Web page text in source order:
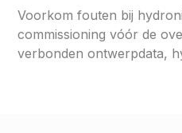
Voorkom fouten bij
commissioning vóór de
verbonden ontwerpdata,